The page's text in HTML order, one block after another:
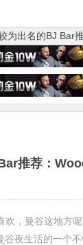
为出名的BJ Bar
推荐：
欢，曼谷这地方
谷夜生活的一个